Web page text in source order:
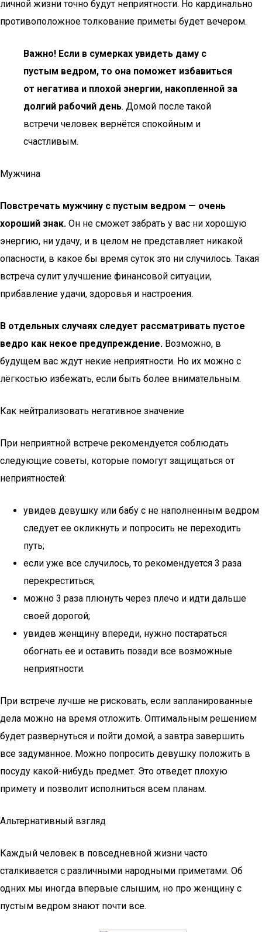
личной жизни точно будут неприятности. Но кардинально
противоположное толкование приметы будет вечером.
Важно! Если в сумерках увидеть даму с
пустым ведром, то она поможет избавиться
от негатива и плохой энергии, накопленной за
долгий рабочий день. Домой после такой
встречи человек вернётся спокойным и
счастливым.
Мужчина
Повстречать мужчину с пустым ведром — очень
хороший знак. Он не сможет забрать у вас ни хорошую
энергию, ни удачу, и в целом не представляет никакой
опасности, в какое бы время суток это ни случилось. Такая
встреча сулит улучшение финансовой ситуации,
прибавление удачи, здоровья и настроения.
В отдельных случаях следует рассматривать пустое
ведро как некое предупреждение. Возможно, в
будущем вас ждут некие неприятности. Но их можно с
лёгкостью избежать, если быть более внимательным.
Как нейтрализовать негативное значение
При неприятной встрече рекомендуется соблюдать
следующие советы, которые помогут защищаться от
неприятностей:
увидев девушку или бабу с не наполненным ведром
следует ее окликнуть и попросить не переходить
путь;
если уже все случилось, то рекомендуется 3 раза
перекреститься;
можно 3 раза плюнуть через плечо и идти дальше
своей дорогой;
увидев женщину впереди, нужно постараться
обогнать ее и оставить позади все возможные
неприятности.
При встрече лучше не рисковать, если запланированные
дела можно на время отложить. Оптимальным решением
будет развернуться и пойти домой, а завтра завершить
все задуманное. Можно попросить девушку положить в
посуду какой-нибудь предмет. Это отведет плохую
примету и позволит исполниться всем планам.
Альтернативный взгляд
Каждый человек в повседневной жизни часто
сталкивается с различными народными приметами. Об
одних мы иногда впервые слышим, но про женщину с
пустым ведром знают почти все.